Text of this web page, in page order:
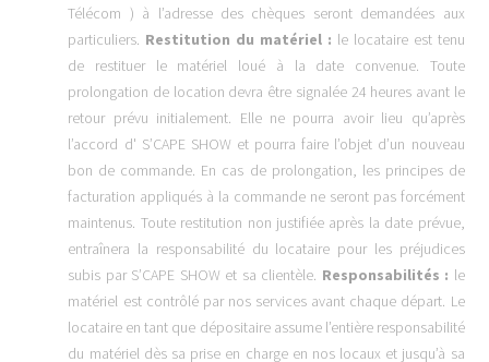
Télécom ) à l’adresse des chèques seront demandées aux
particuliers. Restitution du matériel : le locataire est tenu
de restituer le matériel loué à la date convenue. Toute
prolongation de location devra être signalée 24 heures avant le
retour prévu initialement. Elle ne pourra avoir lieu qu’après
l’accord d' S’CAPE SHOW et pourra faire l’objet d’un nouveau
bon de commande. En cas de prolongation, les principes de
facturation appliqués à la commande ne seront pas forcément
maintenus. Toute restitution non justifiée après la date prévue,
entraînera la responsabilité du locataire pour les préjudices
subis par S’CAPE SHOW et sa clientèle. Responsabilités : le
matériel est contrôlé par nos services avant chaque départ. Le
locataire en tant que dépositaire assume l’entière responsabilité
du matériel dès sa prise en charge en nos locaux et jusqu’à sa